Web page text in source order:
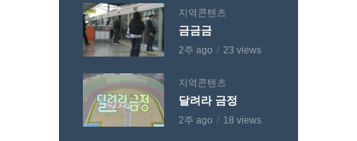
지역콘텐츠
금금금
2주 ago 23 views
지역콘텐츠
달려라 금정
2주 ago 18 views